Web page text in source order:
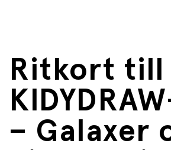
Ritkort till
– Galaxer